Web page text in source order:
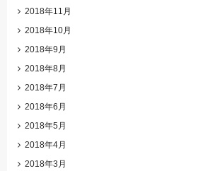
2018年11月
2018年10月
2018年9月
2018年8月
2018年7月
2018年6月
2018年5月
2018年4月
2018年3月